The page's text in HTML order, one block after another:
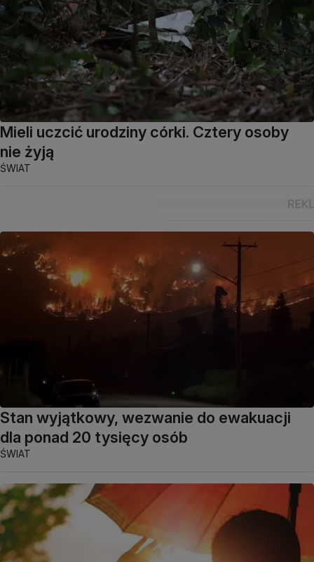
Mieli uczcić urodziny córki. Cztery osoby
nie żyją
ŚWIAT
Stan wyjątkowy, wezwanie do ewakuacji
dla ponad 20 tysięcy osób
ŚWIAT